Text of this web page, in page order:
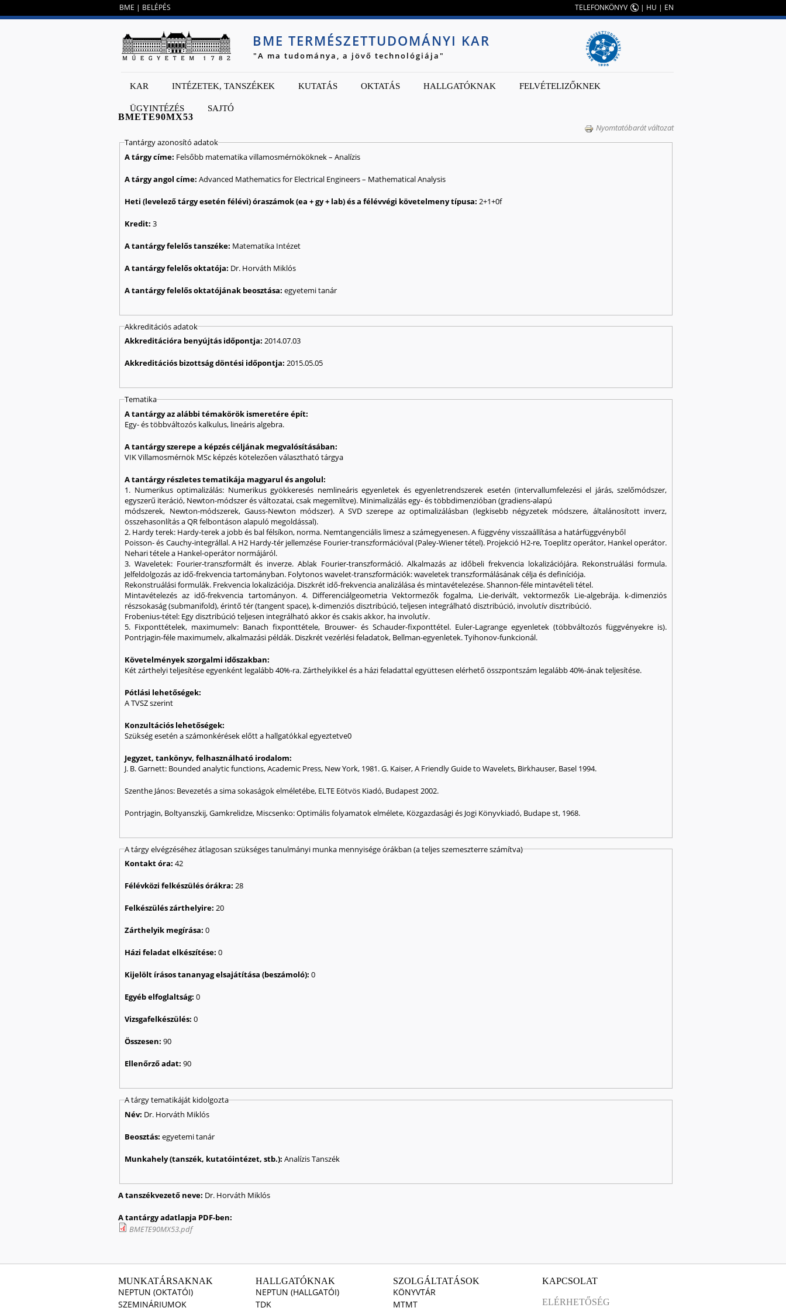
BME | BELÉPÉS TELEFONKÖNYV | HU | EN
BME TERMÉSZETTUDOMÁNYI KAR
"A ma tudománya, a jövő technológiája"
KAR INTÉZETEK, TANSZÉKEK KUTATÁS OKTATÁS HALLGATÓKNAK FELVÉTELIZŐKNEK
ÜGYINTÉZÉS SAJTÓ
BMETE90MX53
Nyomtatóbarát változat
Tantárgy azonosító adatok
A tárgy címe: Felsőbb matematika villamosmérnököknek – Analízis
A tárgy angol címe:Advanced Mathematics for Electrical Engineers – Mathematical Analysis
2 1 0f
Kredit:3
A tantárgy felelős tanszéke: Matematika Intézet
A tantárgy felelős oktatója: Dr. Horváth Miklós
A tantárgy felelős oktatójának beosztása:egyetemi tanár
Akkreditációs adatok
Akkreditációra benyújtás időpontja:2014.07.03
Akkreditációs bizottság döntési időpontja:2015.05.05
Tematika
A tantárgy az alábbi témakörök ismeretére épít:
Egy- és többváltozós kalkulus, lineáris algebra.
A tantárgy szerepe a képzés céljának megvalósításában:
VIK Villamosmérnök MSc képzés kötelezően választható tárgya
A tantárgy részletes tematikája magyarul és angolul:
1. Numerikus optimalizálás: Numerikus gyökkeresés nemlineáris egyenletek és egyenletrendszerek esetén (intervallumfelezési el járás, szelőmódszer,
egyszerű iteráció, Newton-módszer és változatai, csak megemlítve). Minimalizálás egy- és többdimenzióban (gradiens-alapú
módszerek, Newton-módszerek, Gauss-Newton módszer). A SVD szerepe az optimalizálásban (legkisebb négyzetek módszere, általánosított inverz,
összehasonlítás a QR felbontáson alapuló megoldással).
2. Hardy terek: Hardy-terek a jobb és bal félsíkon, norma. Nemtangenciális limesz a számegyenesen. A függvény visszaállítása a határfüggvényből
Poisson- és Cauchy-integrállal. A H2 Hardy-tér jellemzése Fourier-transzformációval (Paley-Wiener tétel). Projekció H2-re, Toeplitz operátor, Hankel operátor.
Nehari tétele a Hankel-operátor normájáról.
3. Waveletek: Fourier-transzformált és inverze. Ablak Fourier-transzformáció. Alkalmazás az időbeli frekvencia lokalizációjára. Rekonstruálási formula.
Jelfeldolgozás az idő-frekvencia tartományban. Folytonos wavelet-transzformációk: waveletek transzformálásának célja és definíciója.
Rekonstruálási formulák. Frekvencia lokalizációja. Diszkrét idő-frekvencia analizálása és mintavételezése. Shannon-féle mintavételi tétel.
Mintavételezés az idő-frekvencia tartományon. 4. Differenciálgeometria Vektormezők fogalma, Lie-derivált, vektormezők Lie-algebrája. k-dimenziós
részsokaság (submanifold), érintő tér (tangent space), k-dimenziós disztribúció, teljesen integrálható disztribúció, involutív disztribúció.
Frobenius-tétel: Egy disztribúció teljesen integrálható akkor és csakis akkor, ha involutív.
5. Fixponttételek, maximumelv: Banach fixponttétele, Brouwer- és Schauder-fixponttétel. Euler-Lagrange egyenletek (többváltozós függvényekre is).
Pontrjagin-féle maximumelv, alkalmazási példák. Diszkrét vezérlési feladatok, Bellman-egyenletek. Tyihonov-funkcionál.
Követelmények szorgalmi időszakban:
Két zárthelyi teljesítése egyenként legalább 40%-ra. Zárthelyikkel és a házi feladattal együttesen elérhető összpontszám legalább 40%-ának teljesítése.
Pótlási lehetőségek:
A TVSZ szerint
Konzultációs lehetőségek:
Szükség esetén a számonkérések előtt a hallgatókkal egyeztetve0
Jegyzet, tankönyv, felhasználható irodalom:
J. B. Garnett: Bounded analytic functions, Academic Press, New York, 1981. G. Kaiser, A Friendly Guide to Wavelets, Birkhauser, Basel 1994.
Szenthe János: Bevezetés a sima sokaságok elméletébe, ELTE Eötvös Kiadó, Budapest 2002.
Pontrjagin, Boltyanszkij, Gamkrelidze, Miscsenko: Optimális folyamatok elmélete, Közgazdasági és Jogi Könyvkiadó, Budape st, 1968.
A tárgy elvégzéséhez átlagosan szükséges tanulmányi munka mennyisége órákban (a teljes szemeszterre számítva)
Kontakt óra:42
Félévközi felkészülés órákra:28
Felkészülés zárthelyire:20
Zárthelyik megírása:0
Házi feladat elkészítése:0
Kijelölt írásos tananyag elsajátítása (beszámoló):0
Egyéb elfoglaltság:0
Vizsgafelkészülés:0
Összesen:90
Ellenőrző adat:90
A tárgy tematikáját kidolgozta
Név: Dr. Horváth Miklós
Beosztás:egyetemi tanár
Munkahely (tanszék, kutatóintézet, stb.):Analízis Tanszék
A tanszékvezető neve: Dr. Horváth Miklós
A tantárgy adatlapja PDF-ben:
BMETE90MX53.pdf
MUNKATÁRSAKNAK
NEPTUN (OKTATÓI)
SZEMINÁRIUMOK
HALLGATÓKNAK
NEPTUN (HALLGATÓI)
TDK
SZOLGÁLTATÁSOK
KÖNYVTÁR
MTMT
KAPCSOLAT
ELÉRHETŐSÉG